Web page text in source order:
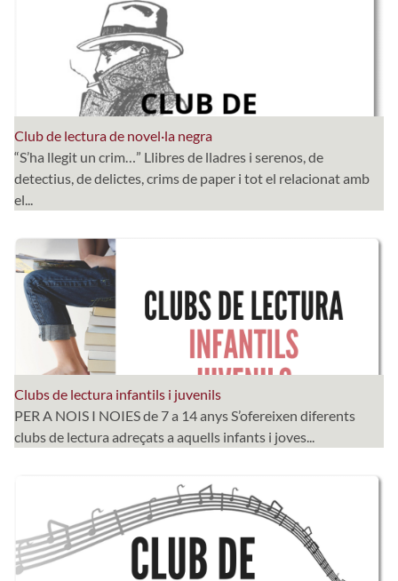
Club de lectura de novel·la negra
“S’ha llegit un crim…” Llibres de lladres i serenos, de
detectius, de delictes, crims de paper i tot el relacionat amb
el...
Clubs de lectura infantils i juvenils
PER A NOIS I NOIES de 7 a 14 anys S’ofereixen diferents
clubs de lectura adreçats a aquells infants i joves...